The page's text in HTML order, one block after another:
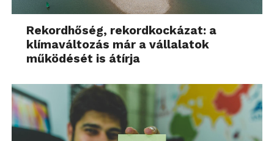
Rekordhőség, rekordkockázat: a
klímaváltozás már a vállalatok
működését is átírja